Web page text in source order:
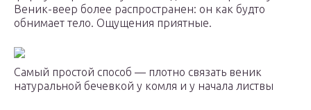
Веник-веер более распространен: он как будто
обнимает тело. Ощущения приятные.
Самый простой способ — плотно связать веник
натуральной бечевкой у комля и у начала листвы